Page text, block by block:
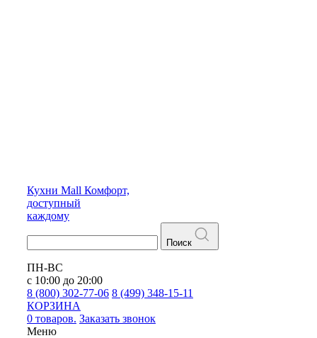
Кухни Mall Комфорт,
доступный
каждому
Поиск
ПН-ВС
с 10:00 до 20:00
8 (800) 302-77-06 8 (499) 348-15-11
КОРЗИНА
0 товаров. Заказать звонок
Меню